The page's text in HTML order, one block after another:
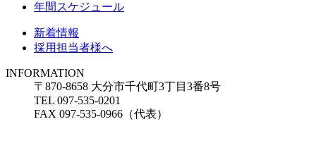
年間スケジュール
新着情報
採用担当者様へ
INFORMATION
〒870-8658 大分市千代町3丁目3番8号
TEL 097-535-0201
FAX 097-535-0966（代表）